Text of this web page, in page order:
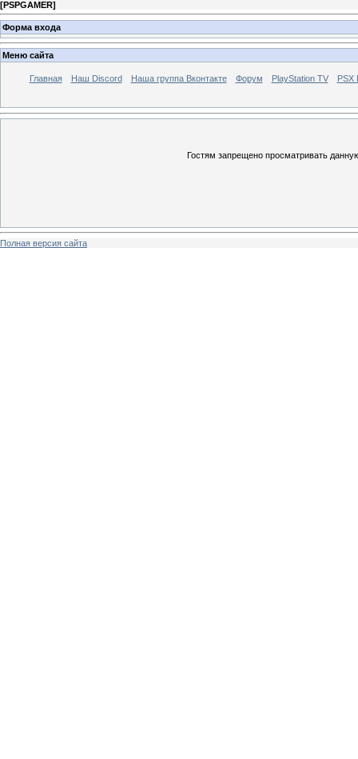
[PSPGAMER]
Форма входа
Меню сайта
Главная Наш Discord Наша группа Вконтакте Форум PlayStation TV PSX
Гостям запрещено просматривать
Полная версия сайта